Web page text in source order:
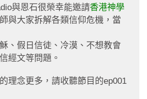
與恩石很榮幸能邀請香港神學
與大家拆解各類信仰危機，當
、假日信徒、冷漠、不想教會
經文等問題。
理念更多，請收聽節目的ep001